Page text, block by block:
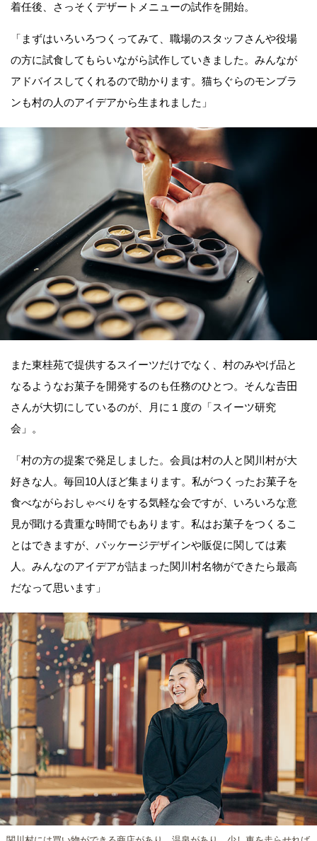
着任後、さっそくデザートメニューの試作を開始。
「まずはいろいろつくってみて、職場のスタッフさんや役場
の方に試食してもらいながら試作していきました。みんなが
アドバイスしてくれるので助かります。猫ちぐらのモンブラ
ンも村の人のアイデアから生まれました」
また東桂苑で提供するスイーツだけでなく、村のみやげ品と
なるようなお菓子を開発するのも任務のひとつ。そんな𠮷田
さんが大切にしているのが、月に１度の「スイーツ研究
会」。
「村の方の提案で発足しました。会員は村の人と関川村が大
好きな人。毎回10人ほど集まります。私がつくったお菓子を
食べながらおしゃべりをする気軽な会ですが、いろいろな意
見が聞ける貴重な時間でもあります。私はお菓子をつくるこ
とはできますが、パッケージデザインや販促に関しては素
人。みんなのアイデアが詰まった関川村名物ができたら最高
だなって思います」